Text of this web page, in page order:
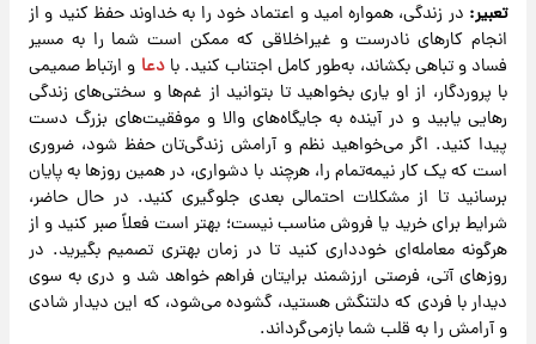
تعبیر: در زندگی، همواره امید و اعتماد خود را به خداوند حفظ کنید و از
انجام کارهای نادرست و غیراخلاقی که ممکن است شما را به مسیر
فساد و تباهی بکشاند، به‌طور کامل اجتناب کنید. بادعا و ارتباط صمیمی
با پروردگار، از او یاری بخواهید تا بتوانید از غم‌ها و سختی‌های زندگی
رهایی یابید و در آینده به جایگاه‌های والا و موفقیت‌های بزرگ دست
پیدا کنید. اگر می‌خواهید نظم و آرامش زندگی‌تان حفظ شود، ضروری
است که یک کار نیمه‌تمام را، هرچند با دشواری، در همین روزها به پایان
برسانید تا از مشکلات احتمالی بعدی جلوگیری کنید. در حال حاضر،
شرایط برای خرید یا فروش مناسب نیست؛ بهتر است فعلاً صبر کنید و از
هرگونه معامله‌ای خودداری کنید تا در زمان بهتری تصمیم بگیرید. در
روزهای آتی، فرصتی ارزشمند برایتان فراهم خواهد شد و دری به سوی
دیدار با فردی که دلتنگش هستید، گشوده می‌شود، که این دیدار شادی
و آرامش را به قلب شما بازمی‌گرداند.